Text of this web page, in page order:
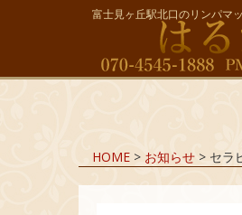
富士見ヶ丘駅北口のリンパマ
HOME > お知らせ > セラ